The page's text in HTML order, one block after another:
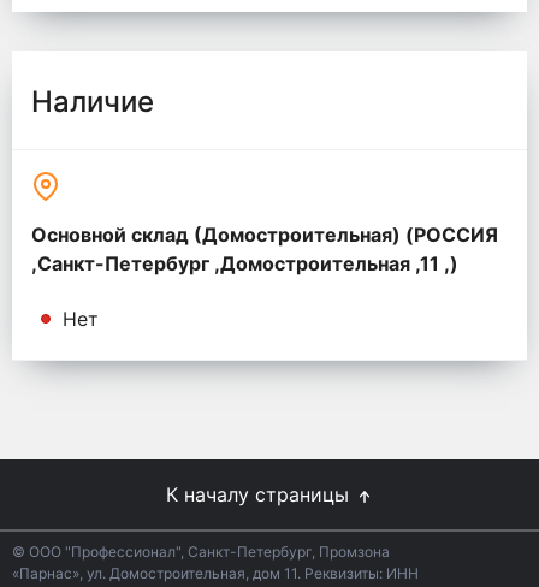
Наличие
Основной склад (Домостроительная) (РОССИЯ
,Санкт-Петербург ,Домостроительная ,11 ,)
Нет
К началу страницы
© ООО "Профессионал", Санкт-Петербург, Промзона
«Парнас», ул. Домостроительная, дом 11. Реквизиты: ИНН